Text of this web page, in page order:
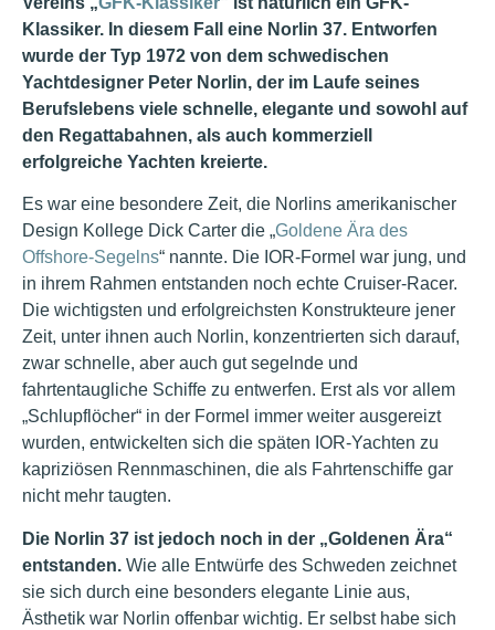
Klassiker. In diesem Fall eine Norlin 37. Entworfen
wurde der Typ 1972 von dem schwedischen
Yachtdesigner Peter Norlin, der im Laufe seines
Berufslebens viele schnelle, elegante und sowohl auf
den Regattabahnen, als auch kommerziell
erfolgreiche Yachten kreierte.
Es war eine besondere Zeit, die Norlins amerikanischer
Design Kollege Dick Carter die „Goldene Ära des
Offshore-Segelns“ nannte. Die IOR-Formel war jung, und
in ihrem Rahmen entstanden noch echte Cruiser-Racer.
Die wichtigsten und erfolgreichsten Konstrukteure jener
Zeit, unter ihnen auch Norlin, konzentrierten sich darauf,
zwar schnelle, aber auch gut segelnde und
fahrtentaugliche Schiffe zu entwerfen. Erst als vor allem
„Schlupflöcher“ in der Formel immer weiter ausgereizt
wurden, entwickelten sich die späten IOR-Yachten zu
kapriziösen Rennmaschinen, die als Fahrtenschiffe gar
nicht mehr taugten.
Die Norlin 37 ist jedoch noch in der „Goldenen Ära“
entstanden. Wie alle Entwürfe des Schweden zeichnet
sie sich durch eine besonders elegante Linie aus,
Ästhetik war Norlin offenbar wichtig. Er selbst habe sich